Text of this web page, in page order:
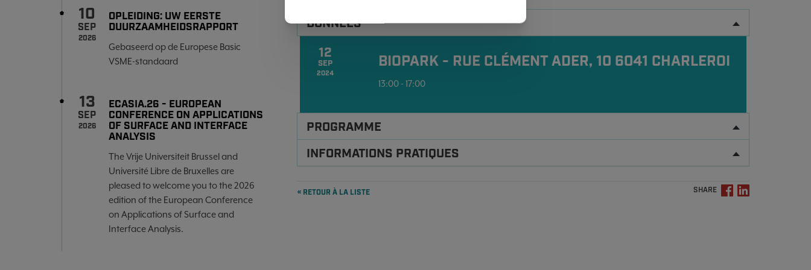
10
SEP
2026
OPLEIDING: UW EERSTE
DUURZAAMHEIDSRAPPORT
Gebaseerd op de Europese Basic
VSME-standaard
13
SEP
2026
ECASIA.26 - EUROPEAN
CONFERENCE ON APPLICATIONS
OF SURFACE AND INTERFACE
ANALYSIS
The Vrije Universiteit Brussel and
Université Libre de Bruxelles are
pleased to welcome you to the 2026
edition of the European Conference
on Applications of Surface and
Interface Analysis.
DONNÉES
12
SEP
2024
BIOPARK - RUE CLÉMENT ADER, 10 6041 CHARLEROI
13:00 - 17:00
PROGRAMME
INFORMATIONS PRATIQUES
« RETOUR À LA LISTE SHARE